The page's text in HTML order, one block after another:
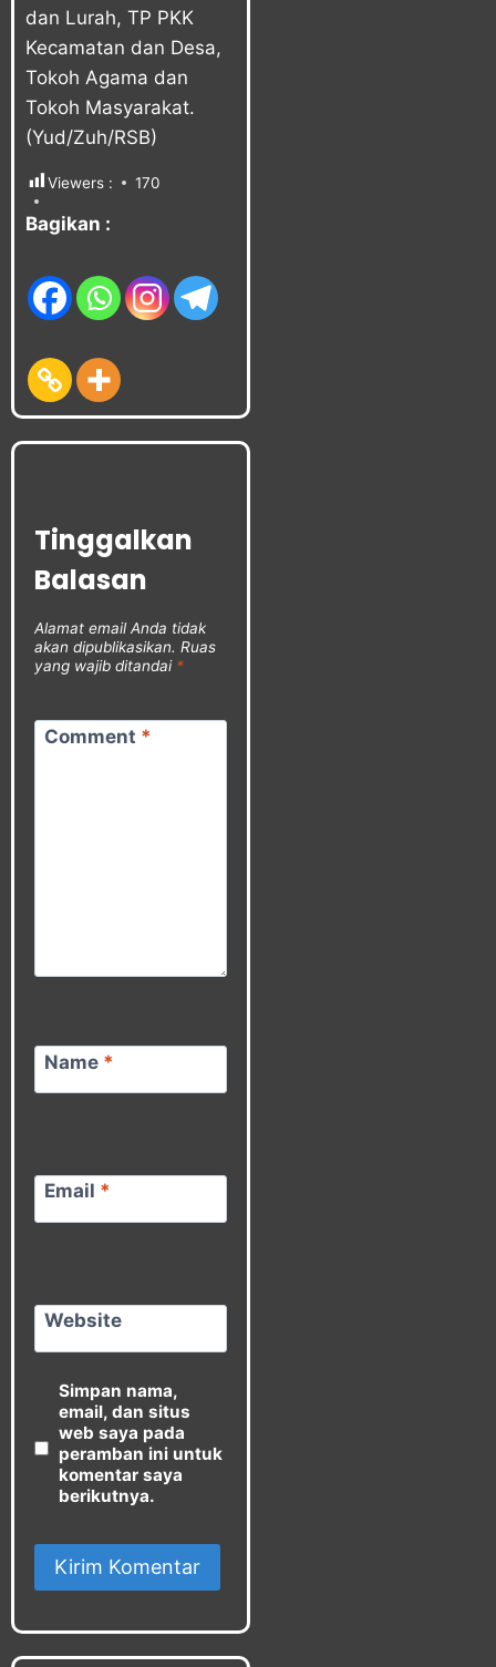
dan Lurah, TP PKK
Kecamatan dan Desa,
Tokoh Agama dan
Tokoh Masyarakat.
(Yud/Zuh/RSB)
Viewers : 170
Bagikan :
Tinggalkan
Balasan
Alamat email Anda tidak
akan dipublikasikan. Ruas
yang wajib ditandai *
Comment *
Name *
Email *
Website
Simpan nama,
email, dan situs
web saya pada
peramban ini untuk
komentar saya
berikutnya.